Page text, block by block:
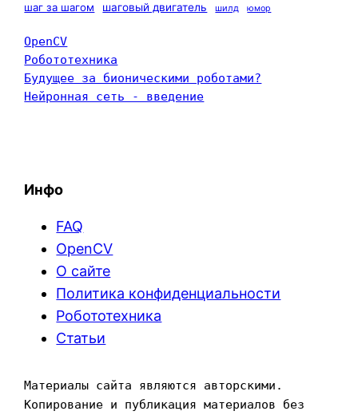
шаг за шагом шаговый двигатель шилд юмор
OpenCV
Робототехника
Будущее за бионическими роботами?
Нейронная сеть - введение
Инфо
FAQ
OpenCV
О сайте
Политика конфиденциальности
Робототехника
Статьи
Материалы сайта являются авторскими.
Копирование и публикация материалов без